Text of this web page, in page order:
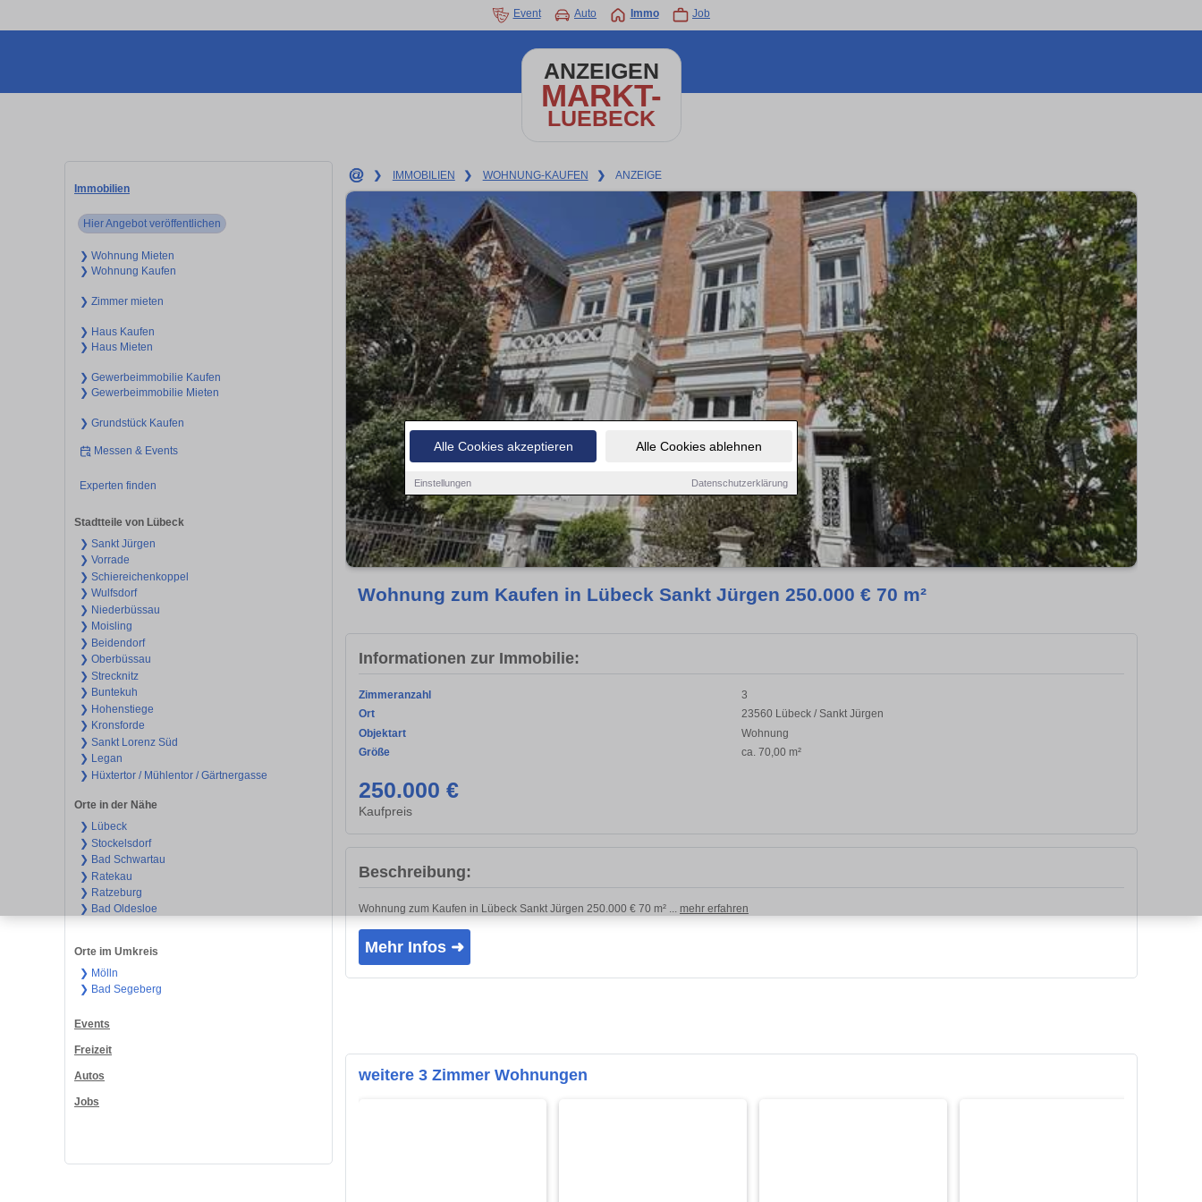
Alle Cookies akzeptieren Alle Cookies ablehnen
Einstellungen Datenschutzerklärung
Event Auto Immo Job
ANZEIGEN
MARKT-
LUEBECK
Immobilien
Hier Angebot veröffentlichen
❯ Wohnung Mieten
❯ Wohnung Kaufen
❯ Zimmer mieten
❯ Haus Kaufen
❯ Haus Mieten
❯ Gewerbeimmobilie Kaufen
❯ Gewerbeimmobilie Mieten
❯ Grundstück Kaufen
Messen & Events
Experten finden
Stadtteile von Lübeck
❯ Sankt Jürgen
❯ Vorrade
❯ Schiereichenkoppel
❯ Wulfsdorf
❯ Niederbüssau
❯ Moisling
❯ Beidendorf
❯ Oberbüssau
❯ Strecknitz
❯ Buntekuh
❯ Hohenstiege
❯ Kronsforde
❯ Sankt Lorenz Süd
❯ Legan
❯ Hüxtertor / Mühlentor / Gärtnergasse
Orte in der Nähe
❯ Lübeck
❯ Stockelsdorf
❯ Bad Schwartau
❯ Ratekau
❯ Ratzeburg
❯ Bad Oldesloe
Orte im Umkreis
❯ Mölln
❯ Bad Segeberg
Events
Freizeit
Autos
Jobs
❯ IMMOBILIEN ❯ WOHNUNG-KAUFEN ❯ ANZEIGE
Wohnung zum Kaufen in Lübeck Sankt Jürgen 250.000 € 70 m²
Informationen zur Immobilie:
Zimmeranzahl
3
Ort
23560 Lübeck / Sankt Jürgen
Objektart
Wohnung
Größe
ca. 70,00 m²
250.000 €
Kaufpreis
Beschreibung:
Wohnung zum Kaufen in Lübeck Sankt Jürgen 250.000 € 70 m² ... mehr erfahren
Mehr Infos ➜
weitere 3 Zimmer Wohnungen